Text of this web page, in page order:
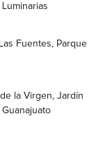
Fuentes, Parque
la Virgen, Jardín